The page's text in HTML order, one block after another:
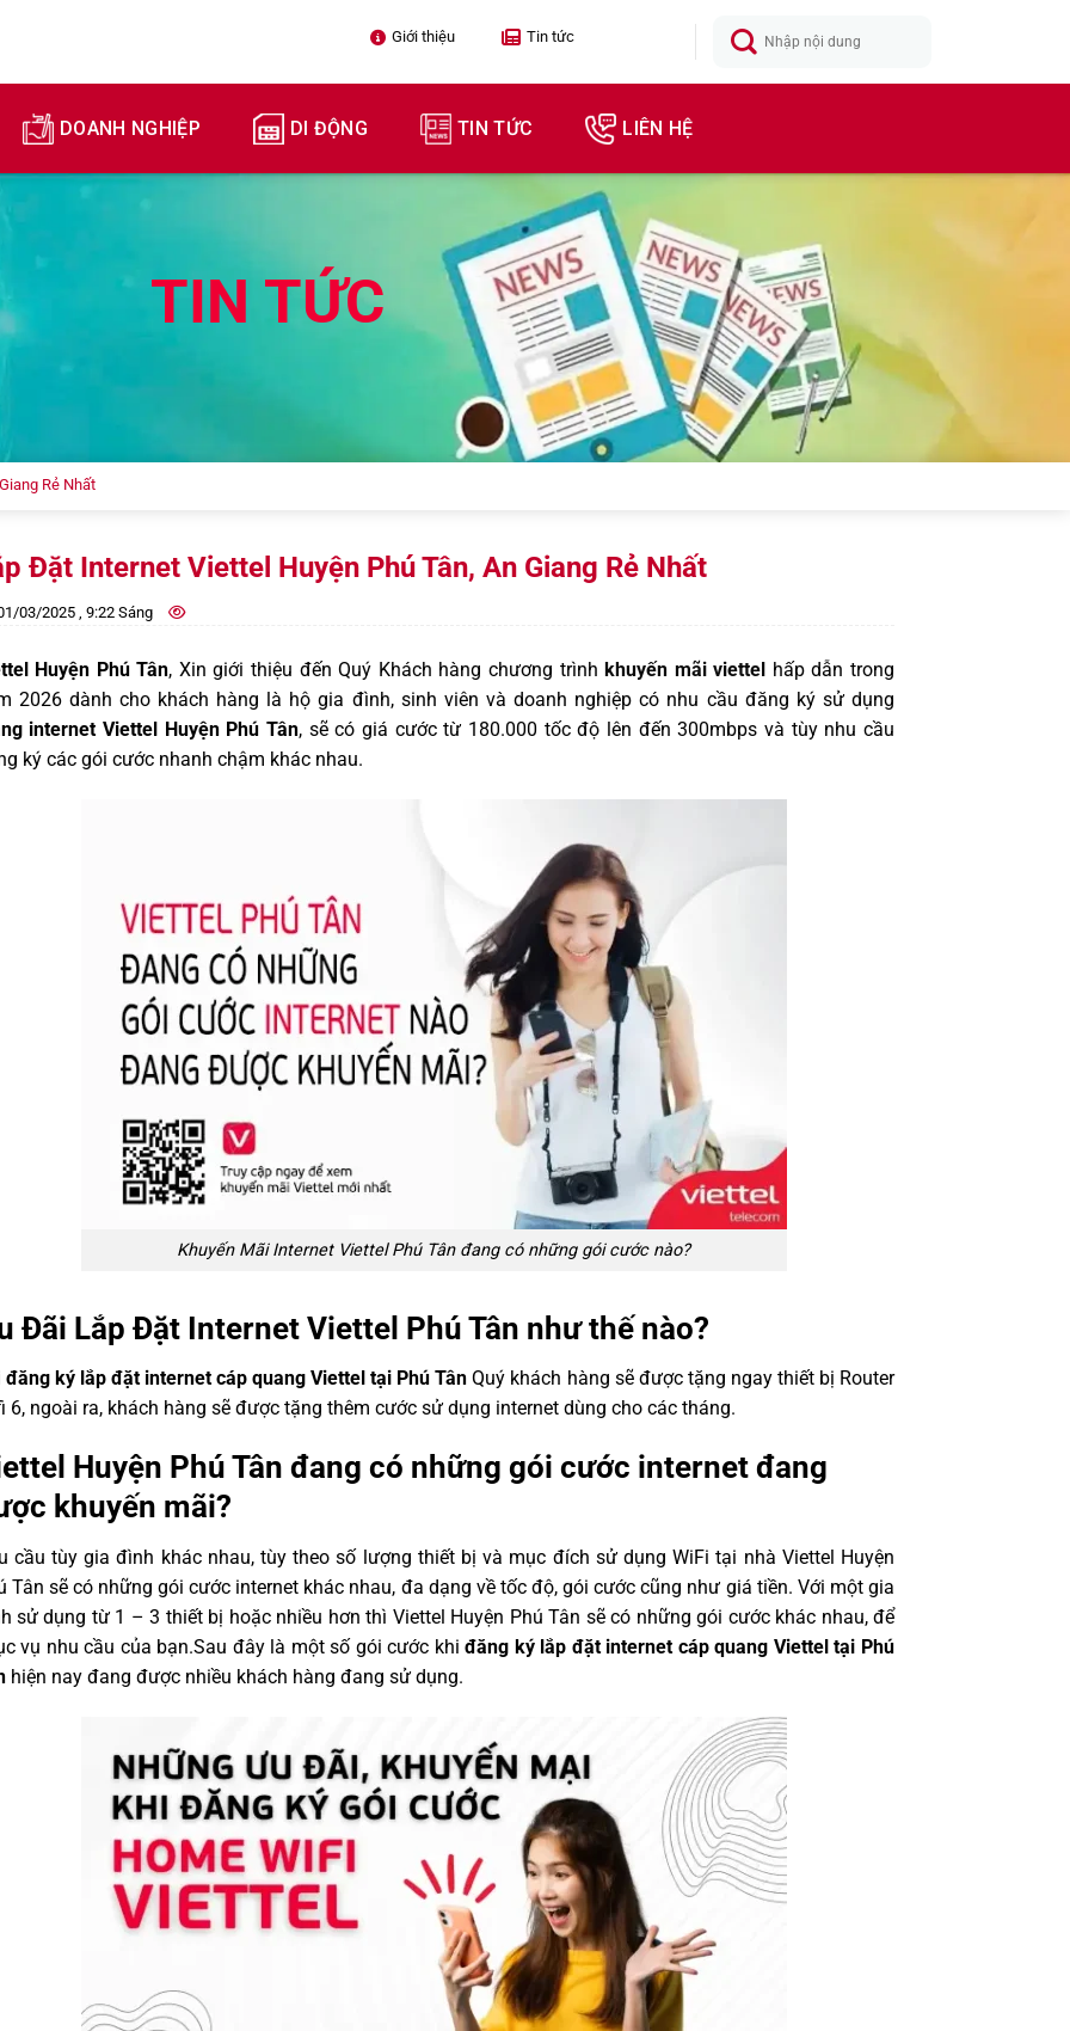
Giới thiệu  Tin tức
DOANH NGHIỆP DI ĐỘNG TIN TỨC LIÊN HỆ
TIN TỨC
Rẻ Nhất
Đặt Internet Viettel Huyện Phú Tân, An Giang Rẻ Nhất
03/2025 , 9:22 Sáng
Huyện Phú Tân, Xin giới thiệu đến Quý Khách hàng chương trình khuyến mãi viettel hấp dẫn trong
2026 dành cho khách hàng là hộ gia đình, sinh viên và doanh nghiệp có nhu cầu đăng ký sử dụng
internet Viettel Huyện Phú Tân, sẽ có giá cước từ 180.000 tốc độ lên đến 300mbps và tùy nhu cầu
ký các gói cước nhanh chậm khác nhau.
Khuyến Mãi Internet Viettel Phú Tân đang có những gói cước nào?
Đãi Lắp Đặt Internet Viettel Phú Tân như thế nào?
đăng ký lắp đặt internet cáp quang Viettel tại Phú Tân Quý khách hàng sẽ được tặng ngay thiết bị Router
6, ngoài ra, khách hàng sẽ được tặng thêm cước sử dụng internet dùng cho các tháng.
Huyện Phú Tân đang có những gói cước internet đang
khuyến mãi?
cầu tùy gia đình khác nhau, tùy theo số lượng thiết bị và mục đích sử dụng WiFi tại nhà Viettel Huyện
Tân sẽ có những gói cước internet khác nhau, đa dạng về tốc độ, gói cước cũng như giá tiền. Với một gia
sử dụng từ 1 – 3 thiết bị hoặc nhiều hơn thì Viettel Huyện Phú Tân sẽ có những gói cước khác nhau, để
vụ nhu cầu của bạn.Sau đây là một số gói cước khiđăng ký lắp đặt internet cáp quang Viettel tại Phú
hiện nay đang được nhiều khách hàng đang sử dụng.